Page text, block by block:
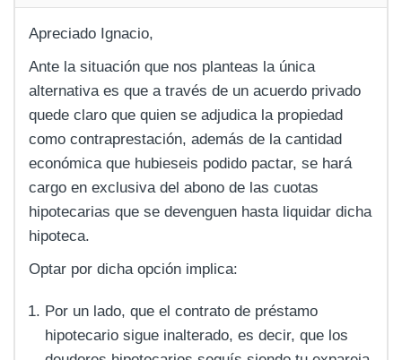
Apreciado Ignacio,
Ante la situación que nos planteas la única
alternativa es que a través de un acuerdo privado
quede claro que quien se adjudica la propiedad
como contraprestación, además de la cantidad
económica que hubieseis podido pactar, se hará
cargo en exclusiva del abono de las cuotas
hipotecarias que se devenguen hasta liquidar dicha
hipoteca.
Optar por dicha opción implica:
Por un lado, que el contrato de préstamo
hipotecario sigue inalterado, es decir, que los